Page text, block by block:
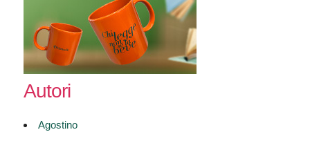
Autori
Agostino